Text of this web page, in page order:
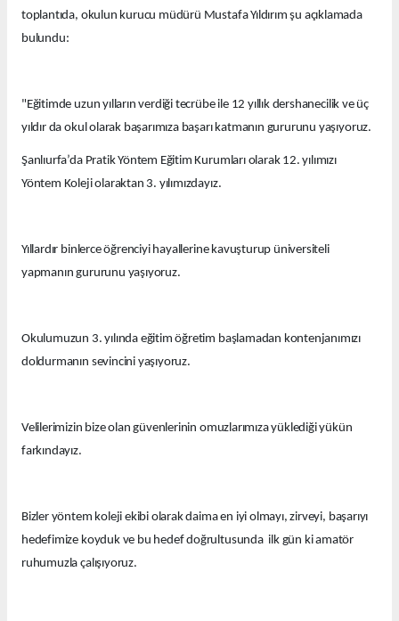
toplantıda, okulun kurucu müdürü Mustafa Yıldırım şu açıklamada
bulundu:
"Eğitimde uzun yılların verdiği tecrübe ile 12 yıllık dershanecilik ve üç
yıldır da okul olarak başarımıza başarı katmanın gururunu yaşıyoruz.
Şanlıurfa’da Pratik Yöntem Eğitim Kurumları olarak 12. yılımızı
Yöntem Koleji olaraktan 3. yılımızdayız.
Yıllardır binlerce öğrenciyi hayallerine kavuşturup üniversiteli
yapmanın gururunu yaşıyoruz.
Okulumuzun 3. yılında eğitim öğretim başlamadan kontenjanımızı
doldurmanın sevincini yaşıyoruz.
Velilerimizin bize olan güvenlerinin omuzlarımıza yüklediği yükün
farkındayız.
Bizler yöntem koleji ekibi olarak daima en iyi olmayı, zirveyi, başarıyı
hedefimize koyduk ve bu hedef doğrultusunda ilk gün ki amatör
ruhumuzla çalışıyoruz.